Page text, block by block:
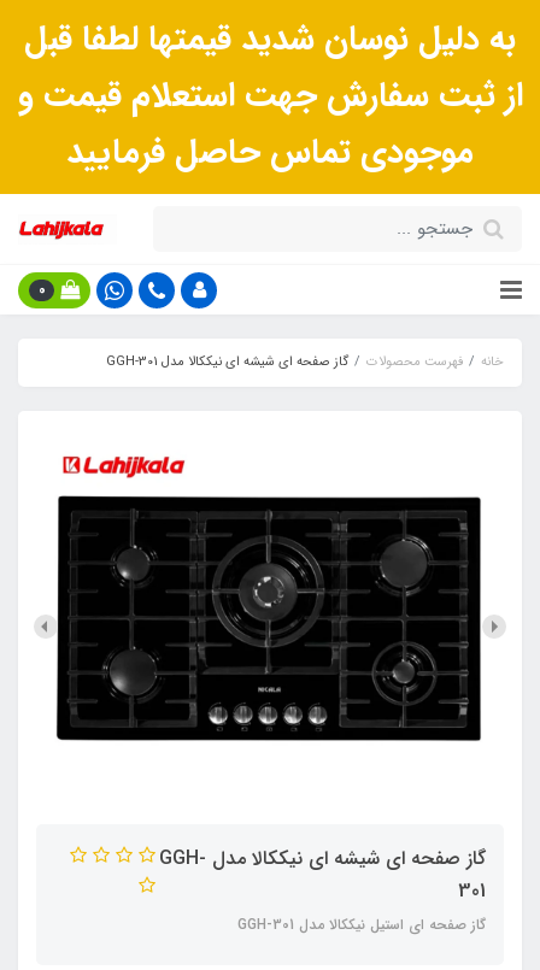
به دلیل نوسان شدید قیمتها لطفا قبل
از ثبت سفارش جهت استعلام قیمت و
موجودی تماس حاصل فرمایید
0
خانه فهرست محصولات گاز صفحه ای شیشه ای نیککالا مدل GGH-301
گاز صفحه ای شیشه ای نیککالا مدل GGH-
301
گاز صفحه ای استیل نیککالا مدل GGH-301